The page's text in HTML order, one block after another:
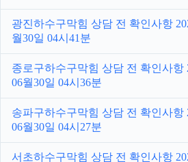
광진하수구막힘 상담 전 확인사항
월30일 04시41분
종로구하수구막힘 상담 전 확인사항
06월30일 04시36분
송파구하수구막힘 상담 전 확인사항
06월30일 04시27분
서초하수구막힘 상담 전 확인사항